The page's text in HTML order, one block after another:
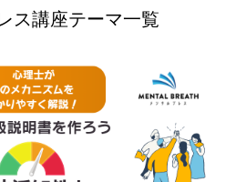
ス講座テーマ一覧